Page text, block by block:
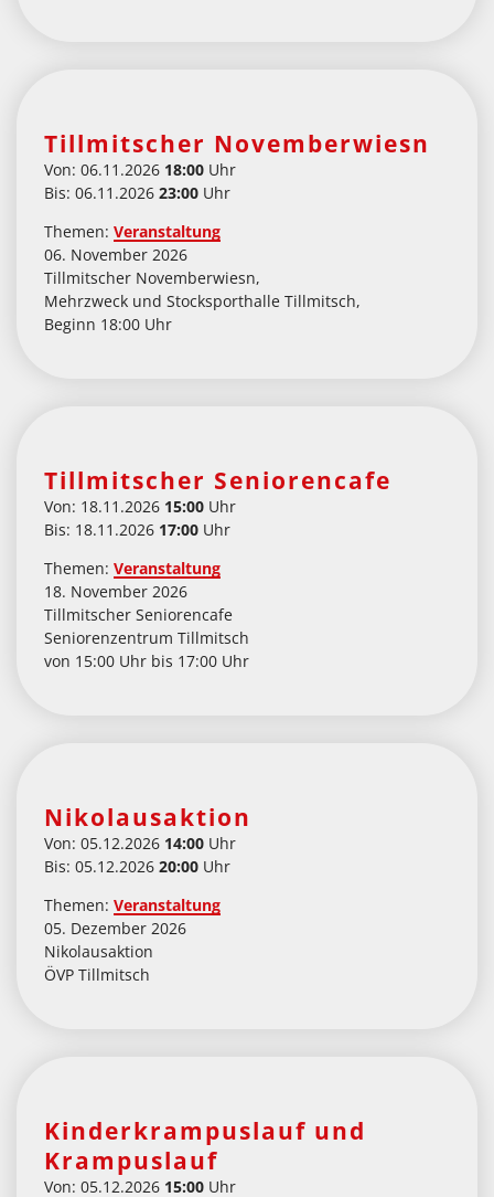
Tillmitscher Novemberwiesn
Von: 06.11.2026 18:00 Uhr
Bis: 06.11.2026 23:00 Uhr
Themen: Veranstaltung
06. November 2026
Tillmitscher Novemberwiesn,
Mehrzweck und Stocksporthalle Tillmitsch,
Beginn 18:00 Uhr
Tillmitscher Seniorencafe
Von: 18.11.2026 15:00 Uhr
Bis: 18.11.2026 17:00 Uhr
Themen: Veranstaltung
18. November 2026
Tillmitscher Seniorencafe
Seniorenzentrum Tillmitsch
von 15:00 Uhr bis 17:00 Uhr
Nikolausaktion
Von: 05.12.2026 14:00 Uhr
Bis: 05.12.2026 20:00 Uhr
Themen: Veranstaltung
05. Dezember 2026
Nikolausaktion
ÖVP Tillmitsch
Kinderkrampuslauf und
Krampuslauf
Von: 05.12.2026 15:00 Uhr